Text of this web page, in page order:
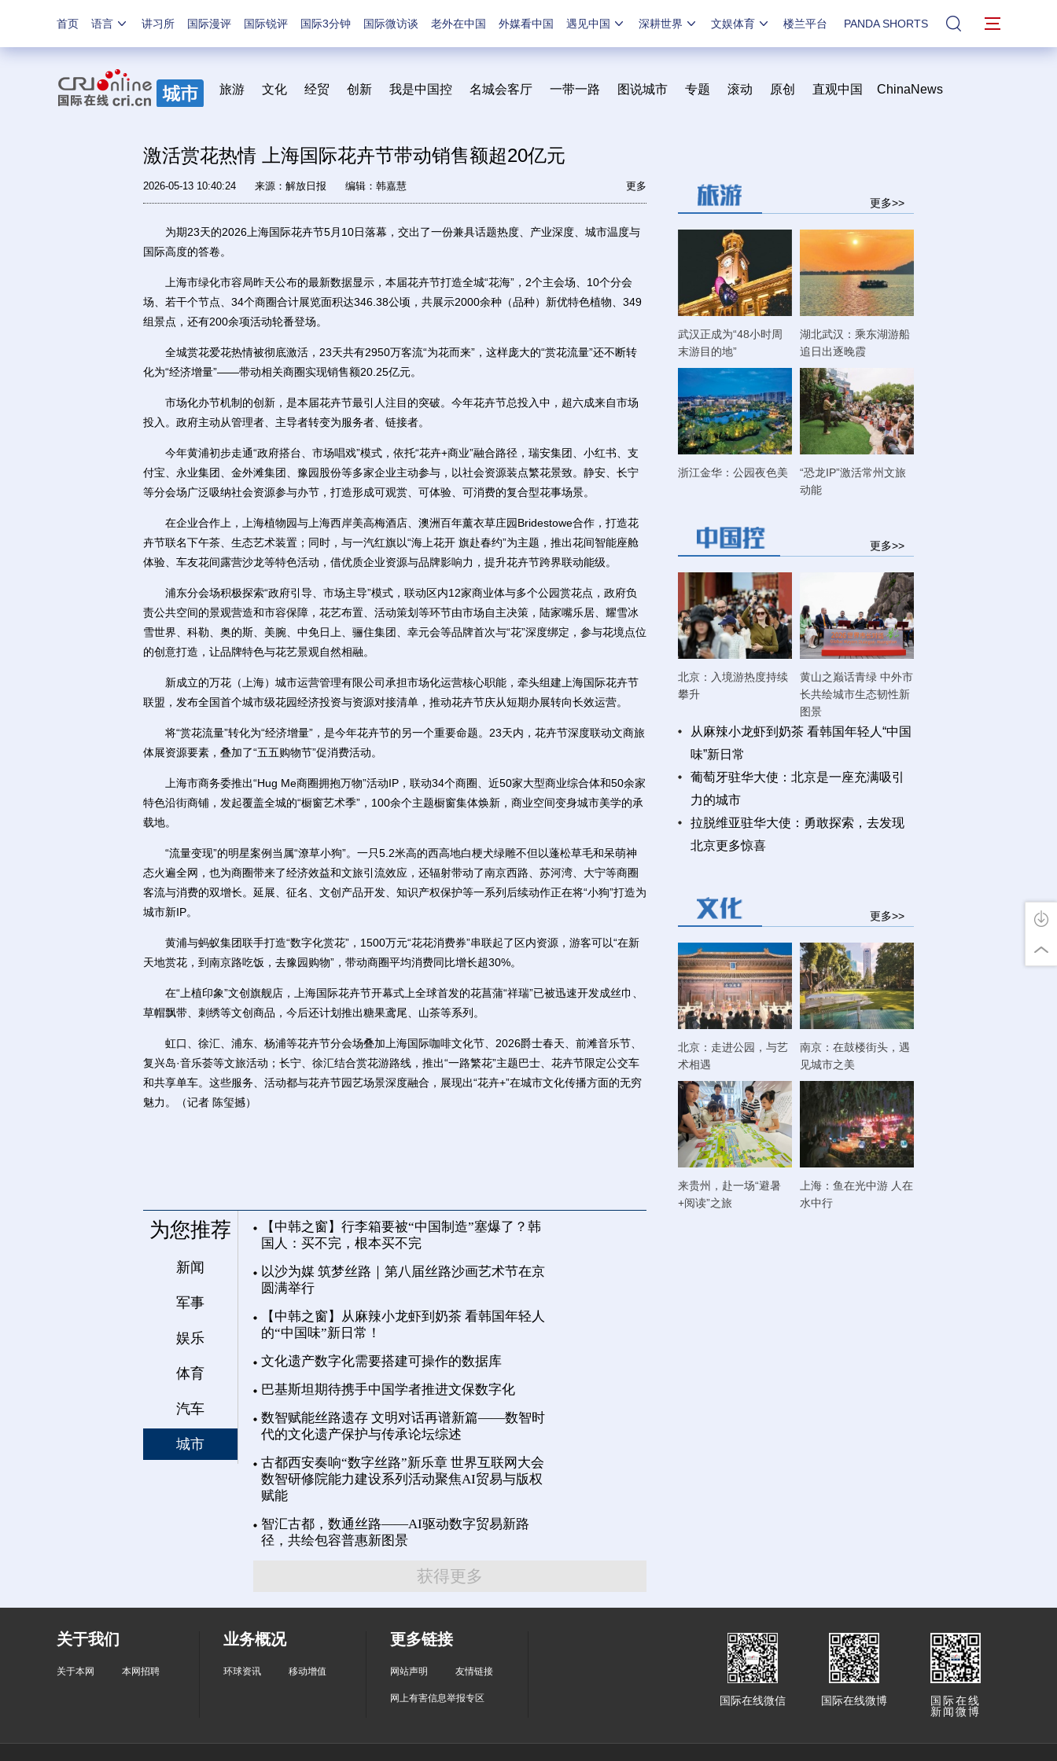
首页 语言 讲习所 国际漫评 国际锐评 国际3分钟 国际微访谈 老外在中国 外媒看中国 遇见中国 深耕世界 文娱体育 楼兰平台 PANDA SHORTS 站内搜索
旅游 文化 经贸 创新 我是中国控 名城会客厅 一带一路 图说城市 专题 滚动 原创 直观中国 ChinaNews
激活赏花热情 上海国际花卉节带动销售额超20亿元
2026-05-13 10:40:24 来源： 解放日报 编辑：韩嘉慧 更多
为期23天的2026上海国际花卉节5月10日落幕，交出了一份兼具话题热度、产业深度、城市温度与
国际高度的答卷。
上海市绿化市容局昨天公布的最新数据显示，本届花卉节打造全城“花海”，2个主会场、10个分会
场、若干个节点、34个商圈合计展览面积达346.38公顷，共展示2000余种（品种）新优特色植物、349
组景点，还有200余项活动轮番登场。
全城赏花爱花热情被彻底激活，23天共有2950万客流“为花而来”，这样庞大的“赏花流量”还不断转
化为“经济增量”——带动相关商圈实现销售额20.25亿元。
市场化办节机制的创新，是本届花卉节最引人注目的突破。今年花卉节总投入中，超六成来自市场
投入。政府主动从管理者、主导者转变为服务者、链接者。
今年黄浦初步走通“政府搭台、市场唱戏”模式，依托“花卉+商业”融合路径，瑞安集团、小红书、支
付宝、永业集团、金外滩集团、豫园股份等多家企业主动参与，以社会资源装点繁花景致。静安、长宁
等分会场广泛吸纳社会资源参与办节，打造形成可观赏、可体验、可消费的复合型花事场景。
在企业合作上，上海植物园与上海西岸美高梅酒店、澳洲百年薰衣草庄园Bridestowe合作，打造花
卉节联名下午茶、生态艺术装置；同时，与一汽红旗以“海上花开 旗赴春约”为主题，推出花间智能座舱
体验、车友花间露营沙龙等特色活动，借优质企业资源与品牌影响力，提升花卉节跨界联动能级。
浦东分会场积极探索“政府引导、市场主导”模式，联动区内12家商业体与多个公园赏花点，政府负
责公共空间的景观营造和市容保障，花艺布置、活动策划等环节由市场自主决策，陆家嘴乐居、耀雪冰
雪世界、科勒、奥的斯、美腕、中免日上、骊住集团、幸元会等品牌首次与“花”深度绑定，参与花境点位
的创意打造，让品牌特色与花艺景观自然相融。
新成立的万花（上海）城市运营管理有限公司承担市场化运营核心职能，牵头组建上海国际花卉节
联盟，发布全国首个城市级花园经济投资与资源对接清单，推动花卉节庆从短期办展转向长效运营。
将“赏花流量”转化为“经济增量”，是今年花卉节的另一个重要命题。23天内，花卉节深度联动文商旅
体展资源要素，叠加了“五五购物节”促消费活动。
上海市商务委推出“Hug Me商圈拥抱万物”活动IP，联动34个商圈、近50家大型商业综合体和50余家
特色沿街商铺，发起覆盖全城的“橱窗艺术季”，100余个主题橱窗集体焕新，商业空间变身城市美学的承
载地。
“流量变现”的明星案例当属“潦草小狗”。一只5.2米高的西高地白梗犬绿雕不但以蓬松草毛和呆萌神
态火遍全网，也为商圈带来了经济效益和文旅引流效应，还辐射带动了南京西路、苏河湾、大宁等商圈
客流与消费的双增长。延展、征名、文创产品开发、知识产权保护等一系列后续动作正在将“小狗”打造为
城市新IP。
黄浦与蚂蚁集团联手打造“数字化赏花”，1500万元“花花消费券”串联起了区内资源，游客可以“在新
天地赏花，到南京路吃饭，去豫园购物”，带动商圈平均消费同比增长超30%。
在“上植印象”文创旗舰店，上海国际花卉节开幕式上全球首发的花菖蒲“祥瑞”已被迅速开发成丝巾、
草帽飘带、刺绣等文创商品，今后还计划推出糖果鸢尾、山茶等系列。
虹口、徐汇、浦东、杨浦等花卉节分会场叠加上海国际咖啡文化节、2026爵士春天、前滩音乐节、
复兴岛·音乐荟等文旅活动；长宁、徐汇结合赏花游路线，推出“一路繁花”主题巴士、花卉节限定公交车
和共享单车。这些服务、活动都与花卉节园艺场景深度融合，展现出“花卉+”在城市文化传播方面的无穷
魅力。（记者 陈玺撼）
为您推荐
新闻
军事
娱乐
体育
汽车
城市
【中韩之窗】行李箱要被“中国制造”塞爆了？韩
国人：买不完，根本买不完
以沙为媒 筑梦丝路｜第八届丝路沙画艺术节在京
圆满举行
【中韩之窗】从麻辣小龙虾到奶茶 看韩国年轻人
的“中国味”新日常！
文化遗产数字化需要搭建可操作的数据库
巴基斯坦期待携手中国学者推进文保数字化
数智赋能丝路遗存 文明对话再谱新篇——数智时
代的文化遗产保护与传承论坛综述
古都西安奏响“数字丝路”新乐章 世界互联网大会
数智研修院能力建设系列活动聚焦AI贸易与版权
赋能
智汇古都，数通丝路——AI驱动数字贸易新路
径，共绘包容普惠新图景
获得更多
更多>>
武汉正成为“48小时周
末游目的地”
湖北武汉：乘东湖游船
追日出逐晚霞
浙江金华：公园夜色美
“恐龙IP”激活常州文旅
动能
更多>>
北京：入境游热度持续
攀升
黄山之巅话青绿 中外市
长共绘城市生态韧性新
图景
从麻辣小龙虾到奶茶 看韩国年轻人“中国
味”新日常
葡萄牙驻华大使：北京是一座充满吸引
力的城市
拉脱维亚驻华大使：勇敢探索，去发现
北京更多惊喜
更多>>
北京：走进公园，与艺
术相遇
南京：在鼓楼街头，遇
见城市之美
来贵州，赴一场“避暑
+阅读”之旅
上海：鱼在光中游 人在
水中行
关于我们
关于本网 本网招聘
业务概况
环球资讯 移动增值
更多链接
网站声明 友情链接
网上有害信息举报专区
国际在线
新闻微博
国际在线微博
国际在线微信